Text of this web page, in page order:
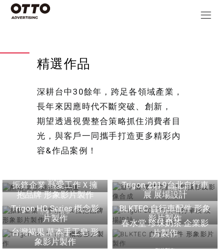
精選作品
深耕台中30餘年，跨足各領域產業，
長年來因應時代不斷突破、創新，
期望透過視覺整合策略抓住消費者目
光，與客戶一同攜手打造更多精彩內
容&作品案例！
3D動畫
人物攝影、影像合成
振鋒企業 熱愛工作Ｘ擁
抱品牌 形象影片製作
形象影片製作
Trigon 2019台北自行車
展 展場設計
展場規劃設計
Trigon HC Series 概念影
片製作
商品影片製作
BLKTEC 自行車配件 形象
影片製作
形象影片製作
台灣褐果 草本手工皂 形
象影片製作
春水堂 珍珠奶茶 企業影
片製作